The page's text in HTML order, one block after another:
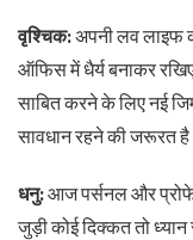
वृश्चिक:अपनी लव लाइफ
ऑफिस में धैर्य बनाकर
साबित करने के लिए नई
सावधान रहने की जरूरत
धनु:आज पर्सनल और
जुड़ी कोई दिक्कत तो